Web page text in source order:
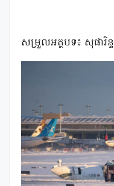
សម្រួលអត្ថបទ៖ សុផារិន្ទ